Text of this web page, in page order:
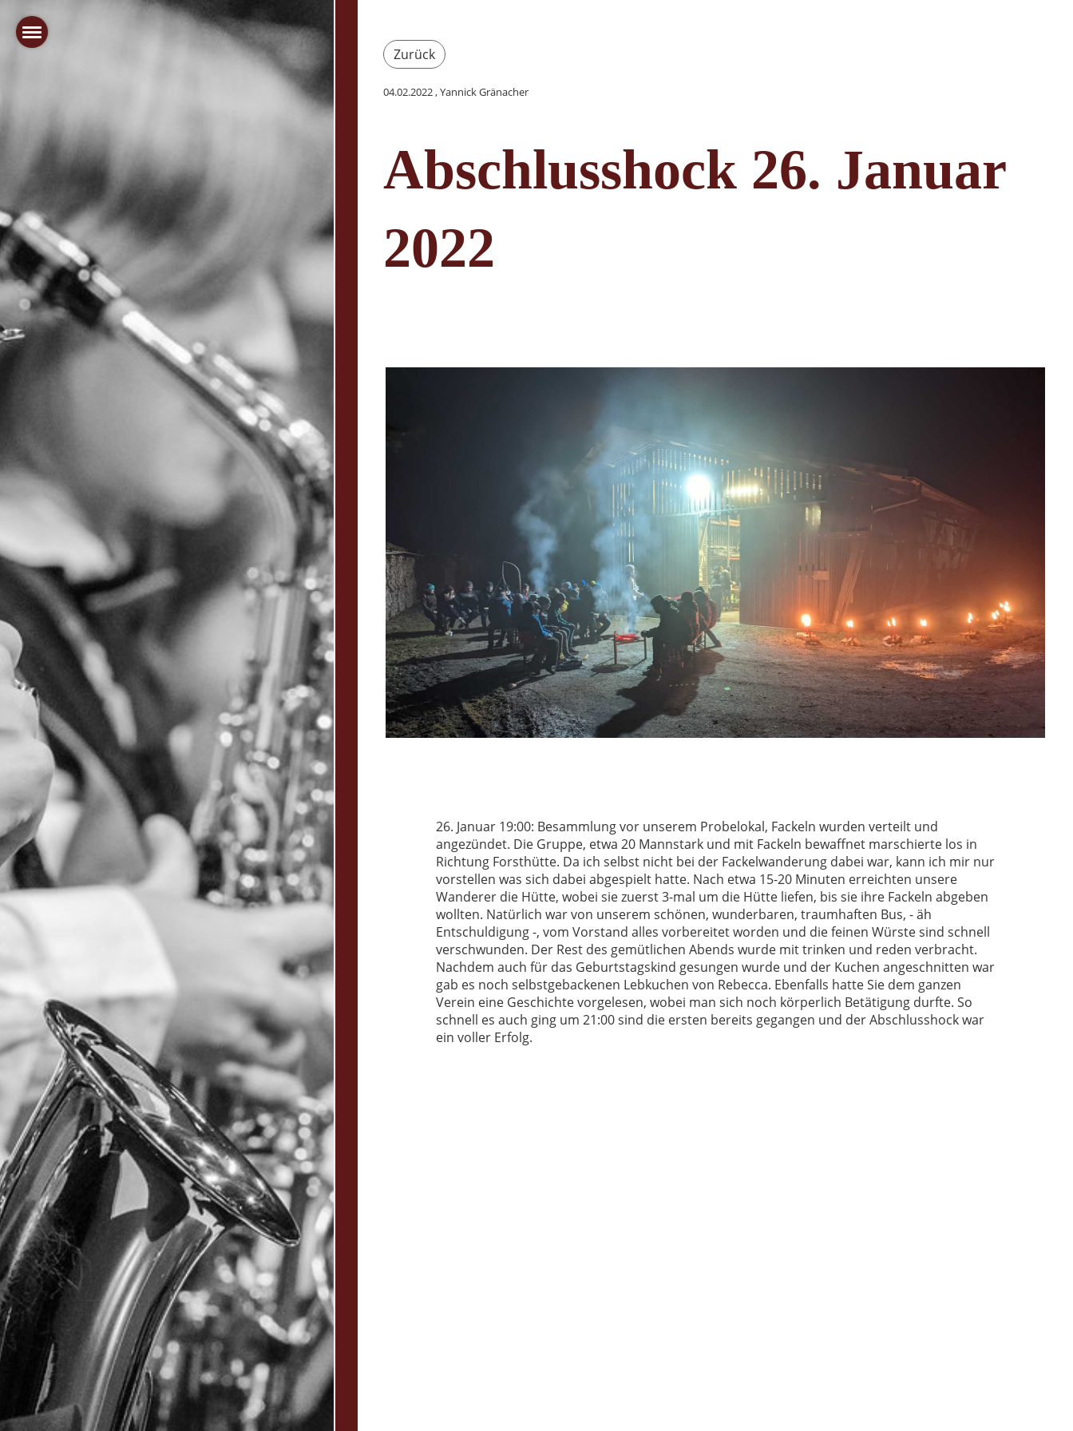
Zurück
04.02.2022, Yannick Gränacher
Abschlusshock 26. Januar
2022
26. Januar 19:00: Besammlung vor unserem Probelokal, Fackeln wurden verteilt und
angezündet. Die Gruppe, etwa 20 Mannstark und mit Fackeln bewaffnet marschierte los in
Richtung Forsthütte. Da ich selbst nicht bei der Fackelwanderung dabei war, kann ich mir nur
vorstellen was sich dabei abgespielt hatte. Nach etwa 15-20 Minuten erreichten unsere
Wanderer die Hütte, wobei sie zuerst 3-mal um die Hütte liefen, bis sie ihre Fackeln abgeben
wollten. Natürlich war von unserem schönen, wunderbaren, traumhaften Bus, - äh
Entschuldigung -, vom Vorstand alles vorbereitet worden und die feinen Würste sind schnell
verschwunden. Der Rest des gemütlichen Abends wurde mit trinken und reden verbracht.
Nachdem auch für das Geburtstagskind gesungen wurde und der Kuchen angeschnitten war
gab es noch selbstgebackenen Lebkuchen von Rebecca. Ebenfalls hatte Sie dem ganzen
Verein eine Geschichte vorgelesen, wobei man sich noch körperlich Betätigung durfte. So
schnell es auch ging um 21:00 sind die ersten bereits gegangen und der Abschlusshock war
ein voller Erfolg.